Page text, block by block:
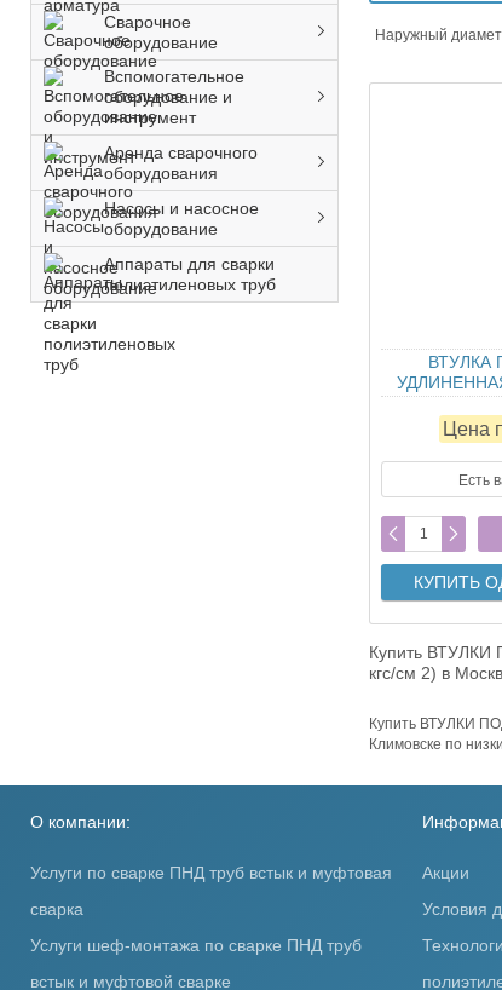
Сварочное
оборудование
Вспомогательное
оборудование и
инструмент
Аренда сварочного
оборудования
Насосы и насосное
оборудование
Аппараты для сварки
полиэтиленовых труб
Наружный
ВТУЛКА
Цена
Есть
КУПИТЬ
Купить
кгс/см 2) в
Купить ВТУЛКИ
Климовске по
О компании:
Услуги по сварке ПНД труб встык и муфтовая
сварка
Услуги шеф-монтажа по сварке ПНД труб
встык и муфтовой сварке
Акции
Условия